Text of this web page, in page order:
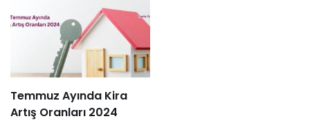
Temmuz Ayında Kira
Artış Oranları 2024